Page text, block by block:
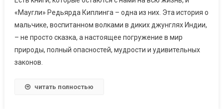
«Маугли» Редьярда Киплинга – одна из них. Эта история о
мальчике, воспитанном волками в диких джунглях Индии,
– не просто сказка, а настоящее погружение в мир
природы, полный опасностей, мудрости и удивительных
законов.
читать полностью